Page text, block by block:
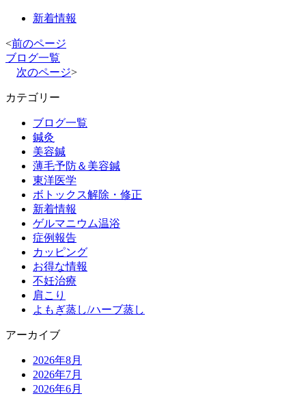
新着情報
<前のページ
ブログ一覧
次のページ>
カテゴリー
ブログ一覧
鍼灸
美容鍼
薄毛予防＆美容鍼
東洋医学
ボトックス解除・修正
新着情報
ゲルマニウム温浴
症例報告
カッピング
お得な情報
不妊治療
肩こり
よもぎ蒸し/ハーブ蒸し
アーカイブ
2026年8月
2026年7月
2026年6月